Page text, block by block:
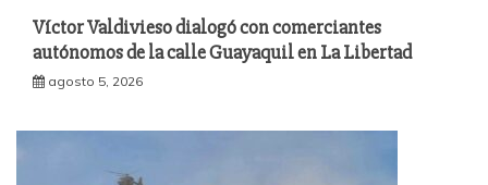
Víctor Valdivieso dialogó con comerciantes
autónomos de la calle Guayaquil en La Libertad
agosto 5, 2026